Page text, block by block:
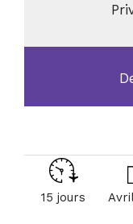
15 jours